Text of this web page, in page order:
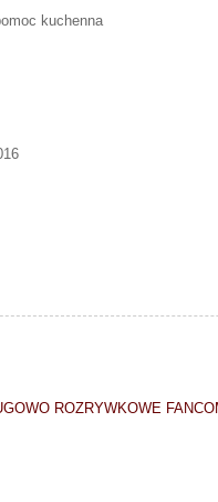
kuchenna
ROZRYWKOWE